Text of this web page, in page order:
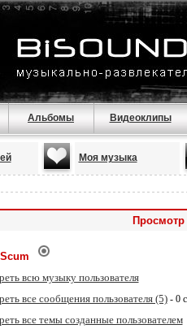
Альбомы Видеоклипы
Моя музыка
всю музыку пользователя
все сообщения пользователя (5)- 0
все темы созданные пользователем